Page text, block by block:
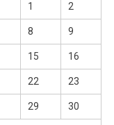
1 2
8 9
15 16
22 23
29 30